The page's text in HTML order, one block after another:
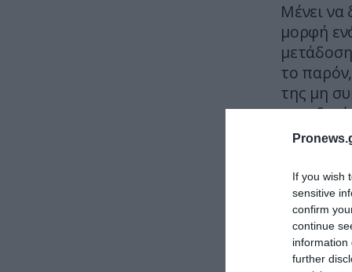
If you wish
sensitive
confirm
continue
information
further
Μένει να
μορφή
το
της μη
Η οποία
οδηγού.